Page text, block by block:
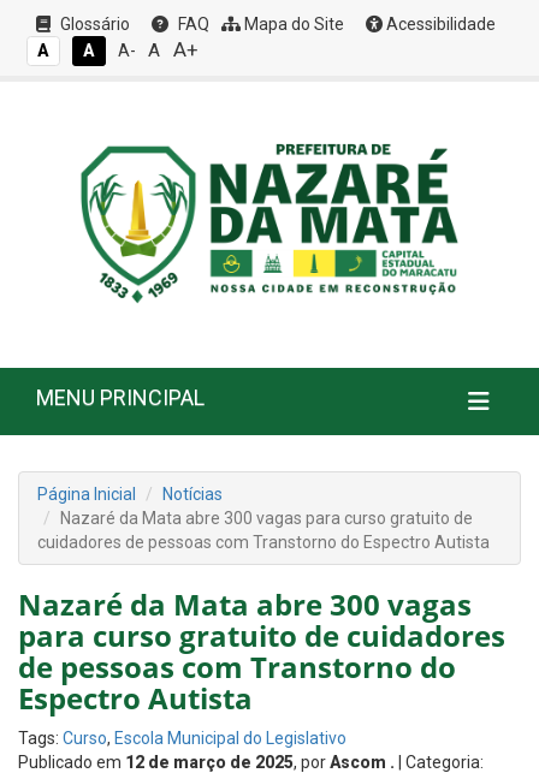
Glossário FAQ Mapa do Site
Acessibilidade
A
A A- A A+
MENU PRINCIPAL
Página Inicial
Notícias
Nazaré da Mata abre 300 vagas para curso gratuito de
cuidadores de pessoas com Transtorno do Espectro Autista
Nazaré da Mata abre 300 vagas
para curso gratuito de cuidadores
de pessoas com Transtorno do
Espectro Autista
Tags: Curso, Escola Municipal do Legislativo
Publicado em 12 de março de 2025, porAscom . | Categoria: